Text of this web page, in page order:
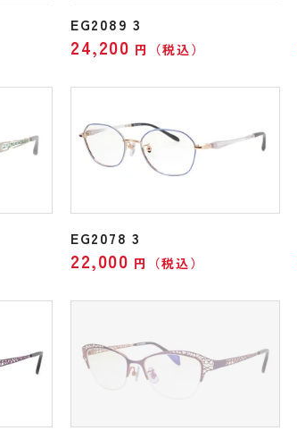
EG2089 3
24,200 円（税込）
EG2078 3
22,000 円（税込）